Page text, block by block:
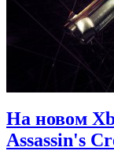
На новом
Assassin's